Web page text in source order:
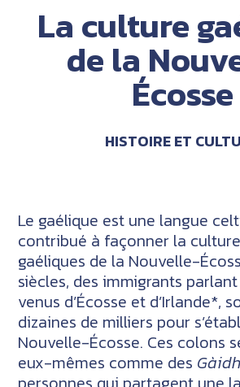
La culture
de la
Écosse
HISTOIRE ET
Le gaélique est une langue
contribué à façonner la
gaéliques de la Nouvelle-
siècles, des immigrants
venus d’Écosse et d’Irlande*,
dizaines de milliers pour
Nouvelle-Écosse. Ces colons
eux-mêmes comme des